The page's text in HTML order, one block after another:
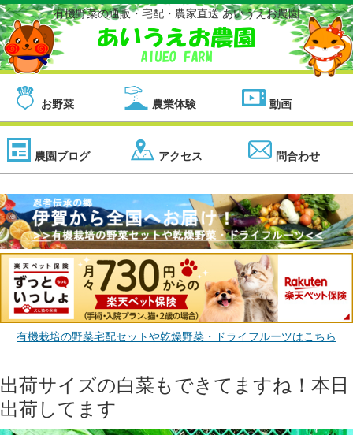
有機野菜の通販・宅配・農家直送 あいうえお農園
お野菜 農業体験 動画
農園ブログ アクセス 問合わせ
有機栽培の野菜宅配セットや乾燥野菜・ドライフルーツはこちら
出荷サイズの白菜もできてますね！本日
出荷してます